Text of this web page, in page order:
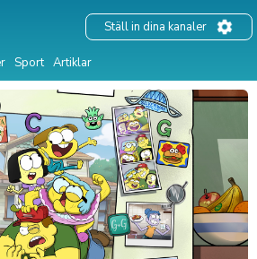
Sport Artiklar
Ställ in dina kanaler